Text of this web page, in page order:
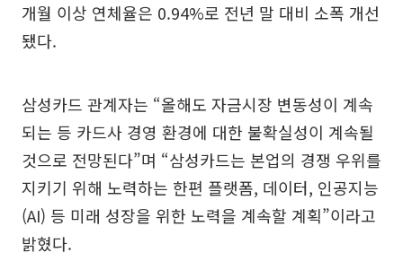
개월 이상 연체율은 0.94%로 전년 말 대비 소폭 개선
됐다.
삼성카드 관계자는 “올해도 자금시장 변동성이 계속
되는 등 카드사 경영 환경에 대한 불확실성이 계속될
것으로 전망된다”며 “삼성카드는 본업의 경쟁 우위를
지키기 위해 노력하는 한편 플랫폼, 데이터, 인공지능
(AI) 등 미래 성장을 위한 노력을 계속할 계획”이라고
밝혔다.